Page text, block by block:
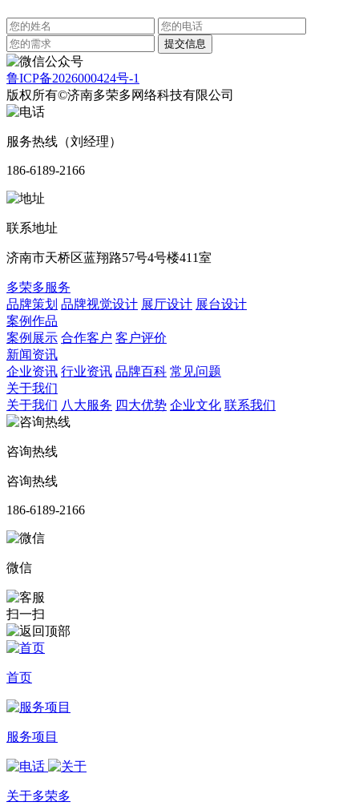
鲁ICP备2026000424号-1
版权所有©济南多荣多网络科技有限公司
服务热线（刘经理）
186-6189-2166
联系地址
济南市天桥区蓝翔路57号4号楼411室
多荣多服务
品牌策划 品牌视觉设计 展厅设计 展台设计
案例作品
案例展示 合作客户 客户评价
新闻资讯
企业资讯 行业资讯 品牌百科 常见问题
关于我们
关于我们 八大服务 四大优势 企业文化 联系我们
咨询热线
咨询热线
186-6189-2166
微信
扫一扫
首页
服务项目
关于多荣多